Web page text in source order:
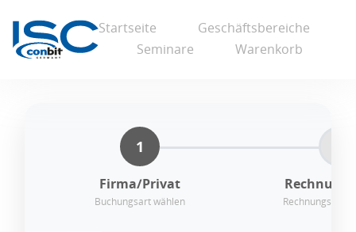
Startseite
Geschäftsbereiche
Seminare
Warenkorb
1
Firma/Privat
Buchungsart wählen